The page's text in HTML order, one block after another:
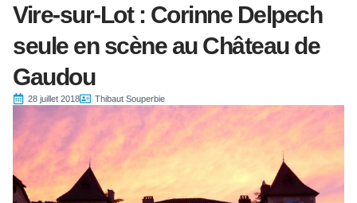
Vire-sur-Lot : Corinne Delpech
seule en scène au Château de
Gaudou
28 juillet 2018 Thibaut Souperbie